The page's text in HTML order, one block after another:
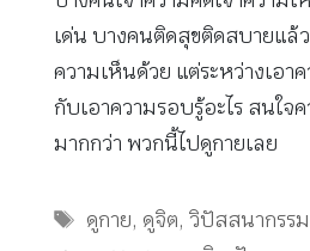
เด่น บางคนติดสุขติดสบายแล้ว
ความเห็นด้วย แต่ระหว่างเอา
กับเอาความรอบรู้อะไร สนใจ
มากกว่า พวกนี้ไปดูกายเลย
Tags
ดูกาย, ดูจิต,วิปัสสนากรร